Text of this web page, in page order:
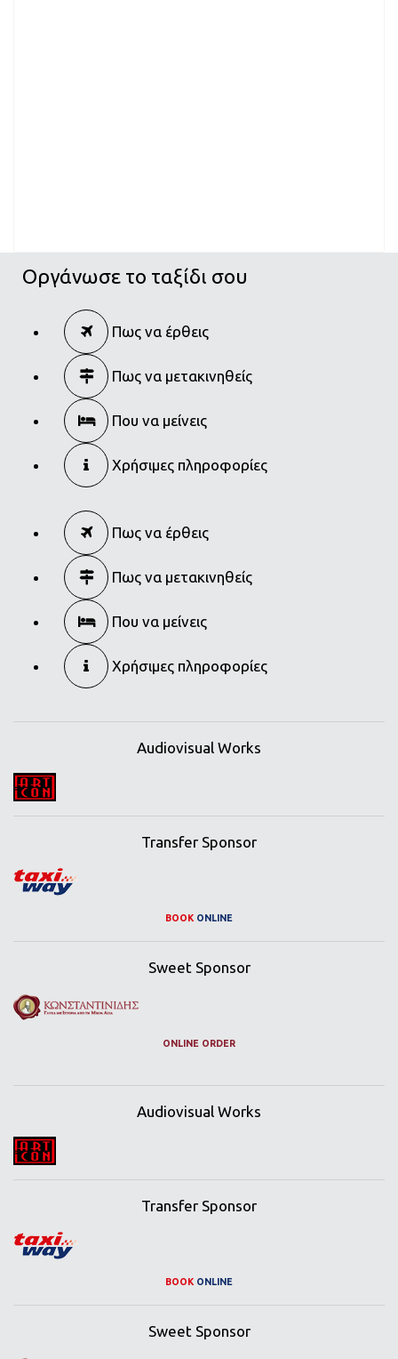
Οργάνωσε το ταξίδι σου
Πως να έρθεις
Πως να μετακινηθείς
Που να μείνεις
Χρήσιμες πληροφορίες
Πως να έρθεις
Πως να μετακινηθείς
Που να μείνεις
Χρήσιμες πληροφορίες
Audiovisual Works
Transfer Sponsor
BOOK ONLINE
Sweet Sponsor
ONLINE ORDER
Audiovisual Works
Transfer Sponsor
BOOK ONLINE
Sweet Sponsor